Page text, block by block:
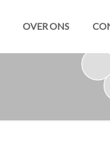
OVER ONS